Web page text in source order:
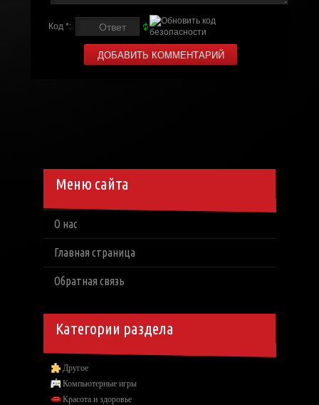
Код *:
Меню сайта
О нас
Главная страница
Обратная связь
Категории раздела
Другое
Компьютерные игры
Красота и здоровье